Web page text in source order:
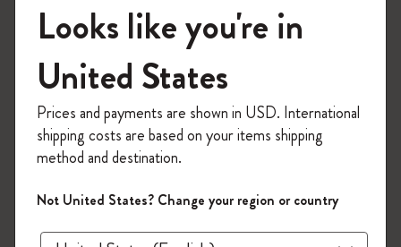
は、こちらのAppleサポート記事をご覧ください：
https://support.apple.com/en-us/HT202039
フロー
ページカメラ
タイムページ
モレスキンの世界へようこそ
「WELCOME10」を入力すると、初回注
文が10%オフ＋送料無料になります。セ
ール・アウトレット品は適用外。
Moleskineアカウントを作成して限定オフ
ァーや会員特典、さらに多くのインスピ
レーションを手に入れましょう。
Looks like you're in
United States
Prices and payments are shown in USD. International
shipping costs are based on your items shipping
method and destination.
Not United States? Change your region or country